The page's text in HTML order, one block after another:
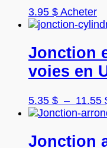
la
3.95 $ AcheterCe
Jonction
voies en
5.35 $ – 11.55
Jonction